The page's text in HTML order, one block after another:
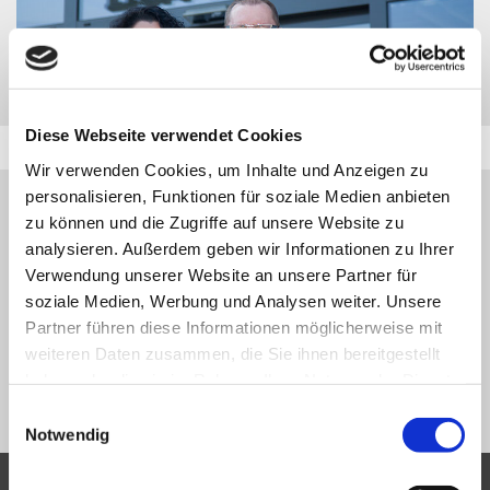
Diese Webseite verwendet Cookies
Wir verwenden Cookies, um Inhalte und Anzeigen zu
personalisieren, Funktionen für soziale Medien anbieten
zu können und die Zugriffe auf unsere Website zu
analysieren. Außerdem geben wir Informationen zu Ihrer
Verwendung unserer Website an unsere Partner für
soziale Medien, Werbung und Analysen weiter. Unsere
Partner führen diese Informationen möglicherweise mit
weiteren Daten zusammen, die Sie ihnen bereitgestellt
Notwendig
HINWEIS:
DAS GESUCHTE FAHRZEUG WURDE ZWISCHENZEITLICH
VERKAUFT BZW. IST NICHT MEHR IN UNSERER
FAHRZEUGDATENBANK VERFÜGBAR.
VIELEN DANK FÜR IHR VERSTÄNDNIS.